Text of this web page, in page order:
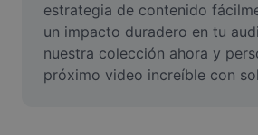
Video Editor
Trim Video
Add Subtitles To Video
estrategia de contenido
un impacto duradero en tu
nuestra colección ahora y
próximo video increíble con